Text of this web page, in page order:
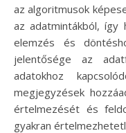
az algoritmusok
az adatmintákból, így
elemzés és
jelentősége az
adatokhoz
megjegyzések
értelmezését és
gyakran